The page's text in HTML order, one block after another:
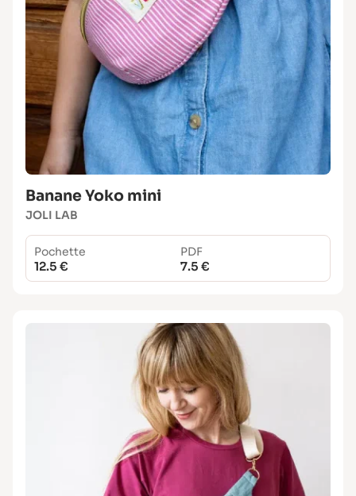
Banane Yoko mini
JOLI LAB
Pochette
12.5 €
PDF
7.5 €